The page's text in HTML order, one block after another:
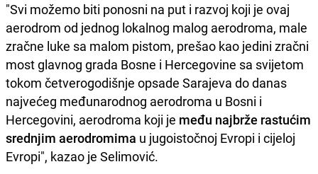
"Svi možemo biti ponosni na put i razvoj koji je ovaj
aerodrom od jednog lokalnog malog aerodroma, male
zračne luke sa malom pistom, prešao kao jedini zračni
most glavnog grada Bosne i Hercegovine sa svijetom
tokom četverogodišnje opsade Sarajeva do danas
najvećeg međunarodnog aerodroma u Bosni i
Hercegovini, aerodroma koji je među najbrže rastućim
srednjim aerodromima u jugoistočnoj Evropi i cijeloj
Evropi", kazao je Selimović.